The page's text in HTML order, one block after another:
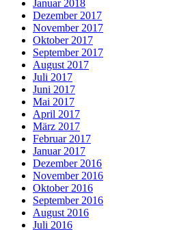
Januar 2018
Dezember 2017
November 2017
Oktober 2017
September 2017
August 2017
Juli 2017
Juni 2017
Mai 2017
April 2017
März 2017
Februar 2017
Januar 2017
Dezember 2016
November 2016
Oktober 2016
September 2016
August 2016
Juli 2016